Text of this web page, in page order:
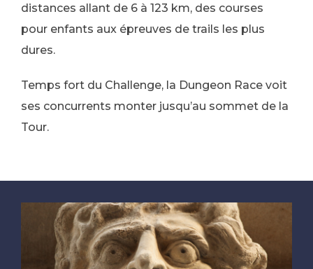
distances allant de 6 à 123 km, des courses
pour enfants aux épreuves de trails les plus
dures.
Temps fort du Challenge, la Dungeon Race voit
ses concurrents monter jusqu’au sommet de la
Tour.
Salut c'est nous...
les Cookies !